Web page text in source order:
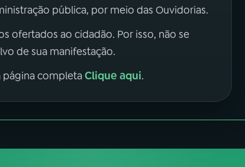
pública, por meio das Ouvidorias.
ofertados ao cidadão. Por isso, não se
de sua manifestação.
página completaClique aqui.